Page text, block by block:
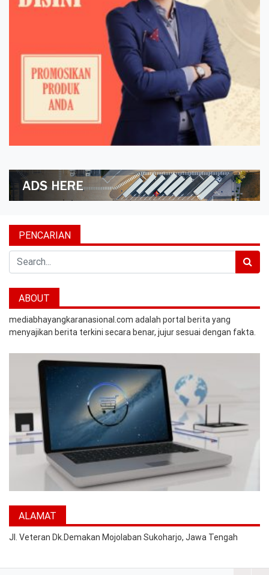
PENCARIAN
Search
ABOUT
mediabhayangkaranasional.com adalah portal berita yang
menyajikan berita terkini secara benar, jujur sesuai dengan fakta.
ALAMAT
Jl. Veteran Dk.Demakan Mojolaban Sukoharjo, Jawa Tengah